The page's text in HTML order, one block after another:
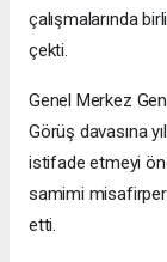
çalışmalarında
çekti.
Genel Merkez
Görüş davasına
istifade etmeyi
samimi
etti.